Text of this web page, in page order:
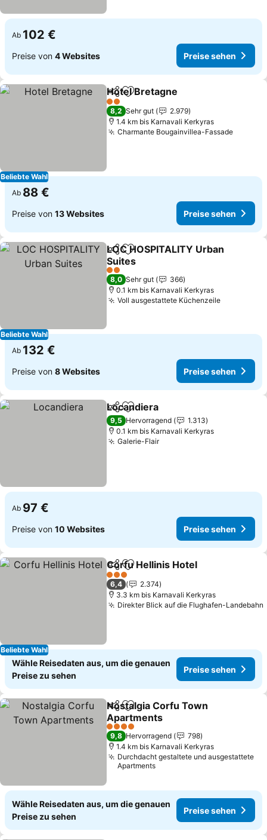
Ab 102 €
Preise von 4 Websites Preise sehen
Beliebte Wahl
TeilenZu Favoriten hinzufügen
Hotel Bretagne
2 Sterne
8,2 Sehr gut
2.979
1.4 km bis Karnavali Kerkyras
Charmante Bougainvillea-Fassade
Ab 88 €
Preise von 13 Websites Preise sehen
Beliebte Wahl
TeilenZu Favoriten hinzufügen
LOC HOSPITALITY Urban
Suites
2 Sterne
8,0 Sehr gut
366
0.1 km bis Karnavali Kerkyras
Voll ausgestattete Küchenzeile
Ab 132 €
Preise von 8 Websites Preise sehen
TeilenZu Favoriten hinzufügen
Locandiera
9,5 Hervorragend
1.313
0.1 km bis Karnavali Kerkyras
Galerie-Flair
Ab 97 €
Preise von 10 Websites Preise sehen
Beliebte Wahl
TeilenZu Favoriten hinzufügen
Corfu Hellinis Hotel
3 Sterne
6,4
2.374
3.3 km bis Karnavali Kerkyras
Direkter Blick auf die Flughafen-Landebahn
Wähle Reisedaten aus, um die genauen
Preise zu sehen
Preise sehen
TeilenZu Favoriten hinzufügen
Nostalgia Corfu Town
Apartments
4 Sterne
9,8 Hervorragend
798
1.4 km bis Karnavali Kerkyras
Durchdacht gestaltete und ausgestattete
Apartments
Wähle Reisedaten aus, um die genauen
Preise zu sehen
Preise sehen